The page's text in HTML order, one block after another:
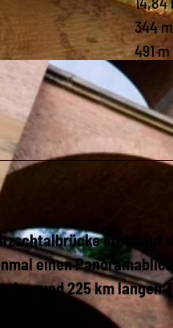
344 m
491 m
steht auf
einen
der rund 225 km langen